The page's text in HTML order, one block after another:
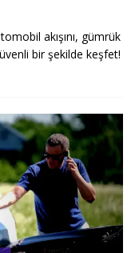
akışını, gümrük
bir şekilde keşfet!